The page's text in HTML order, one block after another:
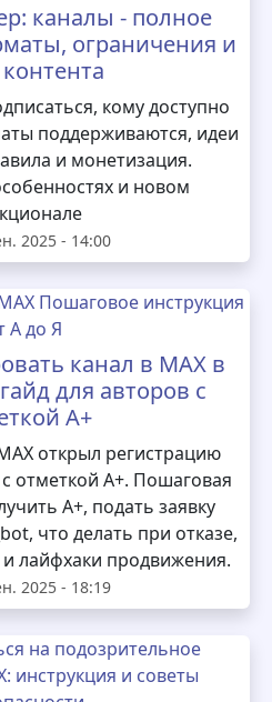
каналы - полное
ограничения и
кому доступно
поддерживаются, идеи
и монетизация.
и новом
2025 - 14:00
канал в MAX в
для авторов с
А+
открыл регистрацию
отметкой А+. Пошаговая
А+, подать заявку
что делать при отказе,
лайфхаки продвижения.
2025 - 18:19